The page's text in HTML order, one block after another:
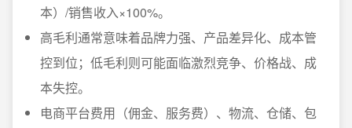
本）/销售收入×100%。
高毛利通常意味着品牌力强、产品差异化、成本管
控到位；低毛利则可能面临激烈竞争、价格战、成
本失控。
电商平台费用（佣金、服务费）、物流、仓储、包